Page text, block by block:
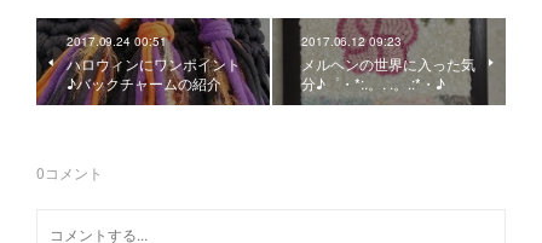
2017.09.24 00:51
ハロウィンにワンポイント
♪バックチャームの紹介
2017.06.12 09:23
メルヘンの世界に入った気
分♪゜・*:.。. .。.:*・♪
0コメント